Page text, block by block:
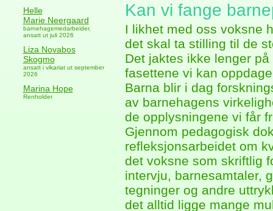
Helle
Marie Neergaard
barnehagemedarbeider,
ansatt ut juli 2026
Liza Novabos
Skogmo
ansatt i vikariat ut september
2026
Marina Hope
Renholder
Kan vi fange
I likhet med oss voksne
det skal ta stilling til de
Det jaktes ikke lenger
fasettene vi kan
Barna blir i dag
av barnehagens
de opplysningene vi får
Gjennom pedagogisk
refleksjonsarbeidet om
det voksne som skriftlig
intervju, barnesamtaler,
tegninger og andre
det alltid ligge mange